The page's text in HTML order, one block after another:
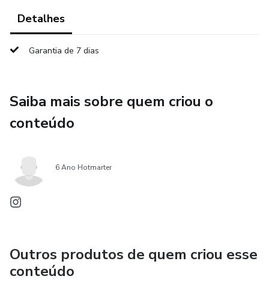
esperando.
Detalhes
Garantia de 7 dias
Saiba mais sobre quem criou o
conteúdo
6 Ano Hotmarter
Outros produtos de quem criou esse
conteúdo